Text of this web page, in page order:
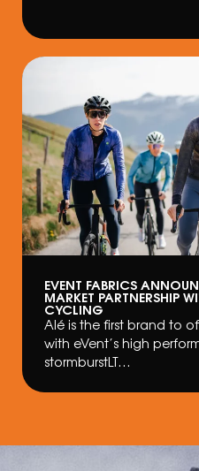
EVENT FABRICS
MARKET PARTNERSHIP
CYCLING
Alé is the first brand to
with eVent’s high
stormburstLT…